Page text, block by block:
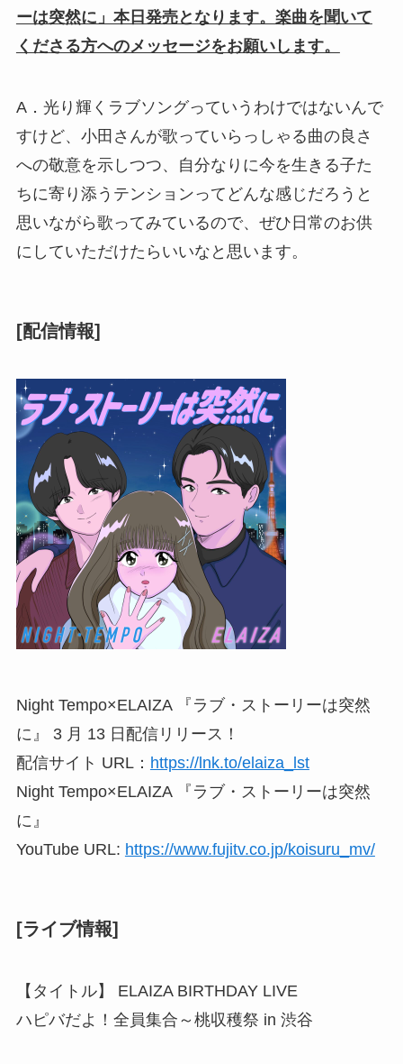
ーは突然に」本日発売となります。楽曲を聞いて
くださる方へのメッセージをお願いします。
A．光り輝くラブソングっていうわけではないんで
すけど、小田さんが歌っていらっしゃる曲の良さ
への敬意を示しつつ、自分なりに今を生きる子た
ちに寄り添うテンションってどんな感じだろうと
思いながら歌ってみているので、ぜひ日常のお供
にしていただけたらいいなと思います。
[配信情報]
Night Tempo×ELAIZA 『ラブ・ストーリーは突然
に』 3 月 13 日配信リリース！
配信サイト URL： https://lnk.to/elaiza_lst
Night Tempo×ELAIZA 『ラブ・ストーリーは突然
に』
YouTube URL: https://www.fujitv.co.jp/koisuru_mv/
[ライブ情報]
【タイトル】 ELAIZA BIRTHDAY LIVE
ハピバだよ！全員集合～桃収穫祭 in 渋谷